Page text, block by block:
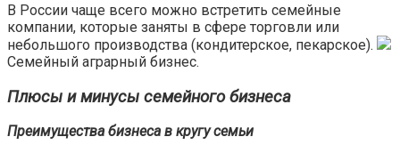
В России чаще всего можно встретить семейные
компании, которые заняты в сфере торговли или
небольшого производства (кондитерское, пекарское).
Семейный аграрный бизнес.
Плюсы и минусы семейного бизнеса
Преимущества бизнеса в кругу семьи